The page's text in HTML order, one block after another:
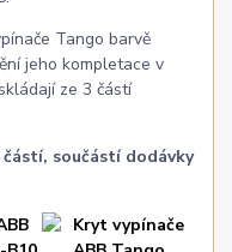
Tango barvě
jeho kompletace v
ze 3 částí
součástí dodávky